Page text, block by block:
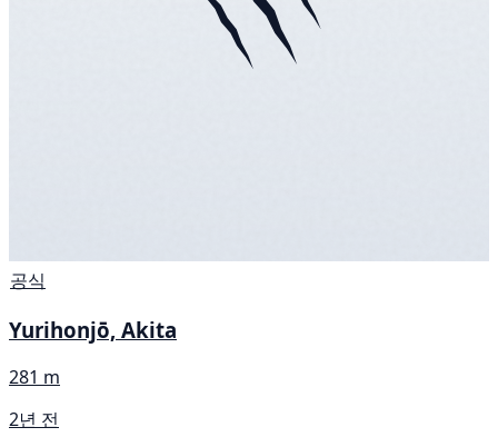
공식
Yurihonjō, Akita
281 m
2년 전